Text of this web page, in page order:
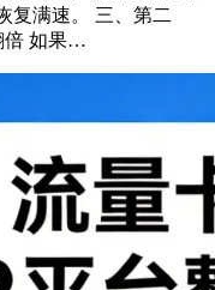
复满速。 三、第二
倍 如果…